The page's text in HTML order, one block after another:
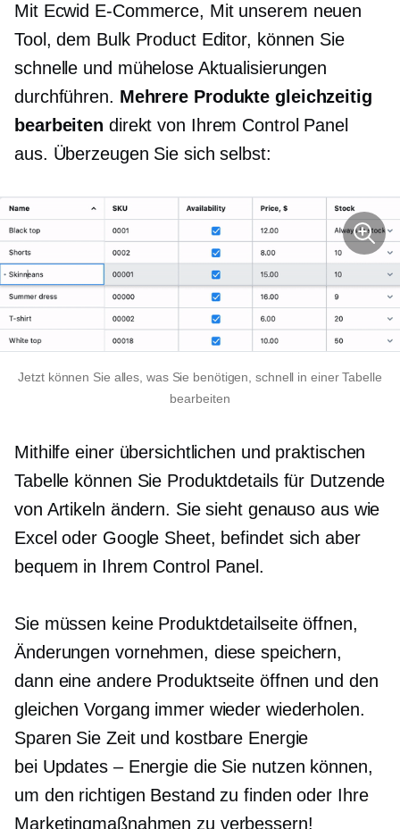
Mit Ecwid E-Commerce, Mit unserem neuen
Tool, dem Bulk Product Editor, können Sie
schnelle und mühelose Aktualisierungen
durchführen. Mehrere Produkte gleichzeitig
bearbeiten direkt von Ihrem Control Panel
aus. Überzeugen Sie sich selbst:
Jetzt können Sie alles, was Sie benötigen, schnell in einer Tabelle
bearbeiten
Mithilfe einer übersichtlichen und praktischen
Tabelle können Sie Produktdetails für Dutzende
von Artikeln ändern. Sie sieht genauso aus wie
Excel oder Google Sheet, befindet sich aber
bequem in Ihrem Control Panel.
Sie müssen keine Produktdetailseite öffnen,
Änderungen vornehmen, diese speichern,
dann eine andere Produktseite öffnen und den
gleichen Vorgang immer wieder wiederholen.
Sparen Sie Zeit und kostbare Energie
bei Updates – Energiedie Sie nutzen können,
um den richtigen Bestand zu finden oder Ihre
Marketingmaßnahmen zu verbessern!